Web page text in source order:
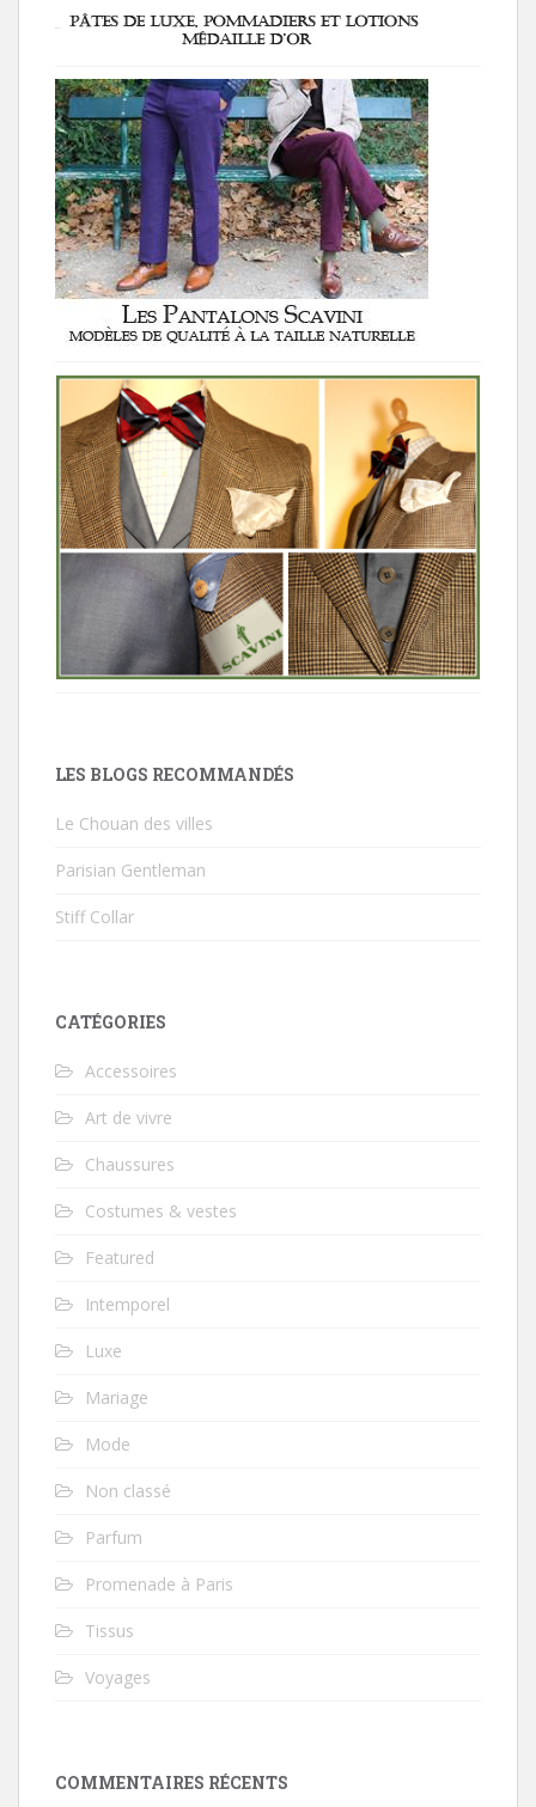
LES BLOGS RECOMMANDÉS
Le Chouan des villes
Parisian Gentleman
Stiff Collar
CATÉGORIES
Accessoires
Art de vivre
Chaussures
Costumes & vestes
Featured
Intemporel
Luxe
Mariage
Mode
Non classé
Parfum
Promenade à Paris
Tissus
Voyages
COMMENTAIRES RÉCENTS